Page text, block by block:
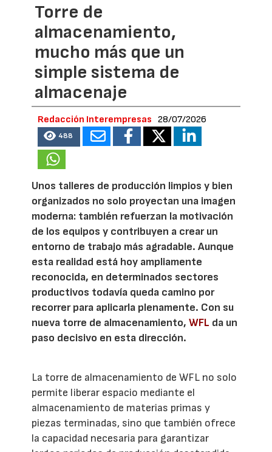
Torre de
almacenamiento,
mucho más que un
simple sistema de
almacenaje
Redacción Interempresas 28/07/2026
488
Unos talleres de producción limpios y bien
organizados no solo proyectan una imagen
moderna: también refuerzan la motivación
de los equipos y contribuyen a crear un
entorno de trabajo más agradable. Aunque
esta realidad está hoy ampliamente
reconocida, en determinados sectores
productivos todavía queda camino por
recorrer para aplicarla plenamente. Con su
nueva torre de almacenamiento,WFL da un
paso decisivo en esta dirección.
La torre de almacenamiento de WFL no solo
permite liberar espacio mediante el
almacenamiento de materias primas y
piezas terminadas, sino que también ofrece
la capacidad necesaria para garantizar